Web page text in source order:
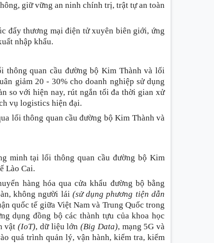
giữ vững an ninh chính trị, trật tự an toàn
đẩy thương mại điện tử xuyên biên giới, ứng
nhập khẩu.
thông quan cầu đường bộ Kim Thành và lối
giảm 20 - 30% cho doanh nghiệp sử dụng
so với hiện nay, rút ngắn tối đa thời gian xử
vụ logistics hiện đại.
lối thông quan cầu đường bộ Kim Thành và
minh tại lối thông quan cầu đường bộ Kim
Lào Cai.
hàng hóa qua cửa khẩu đường bộ bằng
không người lái (sử dụng phương tiện dẫn
quốc tế giữa Việt Nam và Trung Quốc trong
dụng đồng bộ các thành tựu của khoa học
vật(IoT), dữ liệu lớn(Big Data), mạng 5G và
quá trình quản lý, vận hành, kiểm tra, kiểm